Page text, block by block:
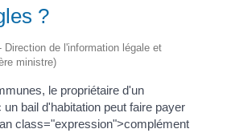
?
Direction de l'information légale et
ministre)
le propriétaire d'un
bail d'habitation peut faire payer
class="expression">complément